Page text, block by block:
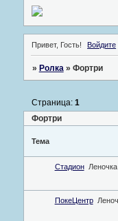
Привет, Гость! Войдите
» Ролка » Фортри
Фортри
Страница: 1
Тема
Стадион
Леночка
ПокеЦентр